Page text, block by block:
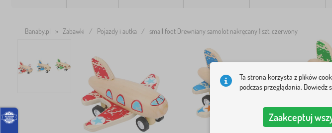
Banaby.pl » Zabawki / Pojazdy i autka / small foot Drewniany samolot nakręcany 1 szt. czerwony
Ta strona korzysta z plików
podczas przeglądania. Dowiedz
Zaakceptuj